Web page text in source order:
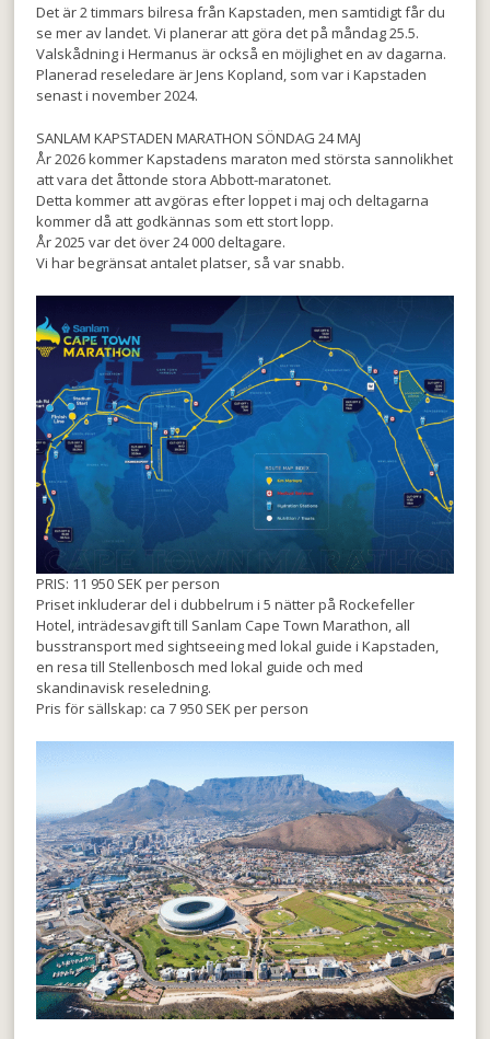
Det är 2 timmars bilresa från Kapstaden, men samtidigt får du
se mer av landet. Vi planerar att göra det på måndag 25.5.
Valskådning i Hermanus är också en möjlighet en av dagarna.
Planerad reseledare är Jens Kopland, som var i Kapstaden
senast i november 2024.
SANLAM KAPSTADEN MARATHON SÖNDAG 24 MAJ
År 2026 kommer Kapstadens maraton med största sannolikhet
att vara det åttonde stora Abbott-maratonet.
Detta kommer att avgöras efter loppet i maj och deltagarna
kommer då att godkännas som ett stort lopp.
År 2025 var det över 24 000 deltagare.
Vi har begränsat antalet platser, så var snabb.
PRIS: 11 950 SEK per person
Priset inkluderar del i dubbelrum i 5 nätter på Rockefeller
Hotel, inträdesavgift till Sanlam Cape Town Marathon, all
busstransport med sightseeing med lokal guide i Kapstaden,
en resa till Stellenbosch med lokal guide och med
skandinavisk reseledning.
Pris för sällskap: ca 7 950 SEK per person